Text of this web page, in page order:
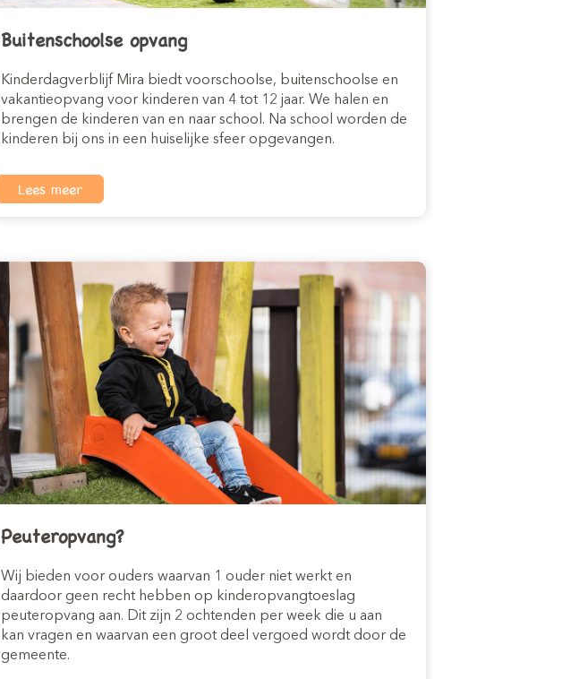
Buitenschoolse opvang
Kinderdagverblijf Mira biedt voorschoolse, buitenschoolse en
vakantieopvang voor kinderen van 4 tot 12 jaar. We halen en
brengen de kinderen van en naar school. Na school worden de
kinderen bij ons in een huiselijke sfeer opgevangen.
Lees meer
Peuteropvang?
Wij bieden voor ouders waarvan 1 ouder niet werkt en
daardoor geen recht hebben op kinderopvangtoeslag
peuteropvang aan. Dit zijn 2 ochtenden per week die u aan
kan vragen en waarvan een groot deel vergoed wordt door de
gemeente.